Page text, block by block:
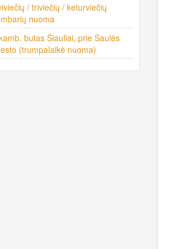
/ triviečių / keturviečių
nuoma
butas Šiauliai, prie Saulės
(trumpalaikė nuoma)